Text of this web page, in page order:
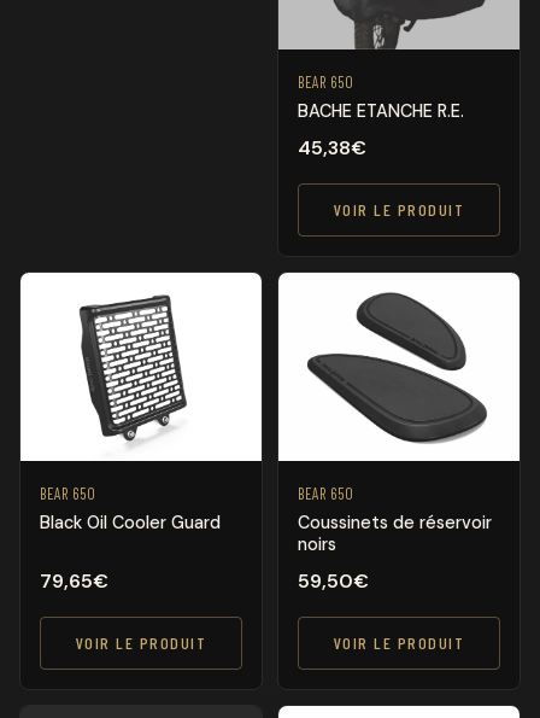
BEAR 650
BACHE ETANCHE R.E.
45,38€
VOIR LE PRODUIT
BEAR 650
Black Oil Cooler Guard
79,65€
VOIR LE PRODUIT
BEAR 650
Coussinets de réservoir
noirs
59,50€
VOIR LE PRODUIT